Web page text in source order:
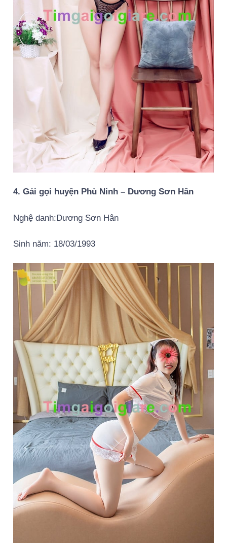
4. Gái gọi huyện Phù Ninh – Dương Sơn Hân
Nghệ danh:Dương Sơn Hân
Sinh năm: 18/03/1993